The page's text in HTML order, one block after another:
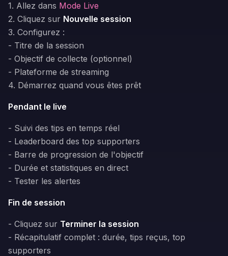
1. Allez dans Mode Live
2. Cliquez sur Nouvelle session
3. Configurez :
- Titre de la session
- Objectif de collecte (optionnel)
- Plateforme de streaming
4. Démarrez quand vous êtes prêt
Pendant le live
- Suivi des tips en temps réel
- Leaderboard des top supporters
- Barre de progression de l'objectif
- Durée et statistiques en direct
- Tester les alertes
Fin de session
- Cliquez sur Terminer la session
- Récapitulatif complet : durée, tips reçus, top
supporters